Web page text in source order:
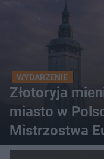
WYDARZENIE
Złotoryja
miasto w
Mistrzostwa
2026